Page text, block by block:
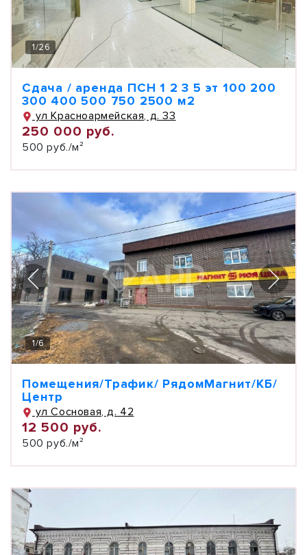
1/26
Сдача / аренда ПСН 1 2 3 5 эт 100 200
300 400 500 750 2500 м2
ул Красноармейская, д. 33
250 000 руб.
500 руб./м²
1/6
Помещения/Трафик/ РядомМагнит/КБ/
Центр
ул Сосновая, д. 42
12 500 руб.
500 руб./м²